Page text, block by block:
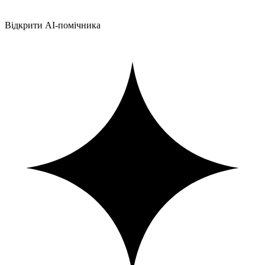
Відкрити AI-помічника